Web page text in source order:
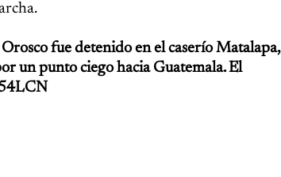
fue detenido en el caserío Matalapa,
un punto ciego hacia Guatemala. El